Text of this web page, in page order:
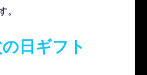
。
日ギフト